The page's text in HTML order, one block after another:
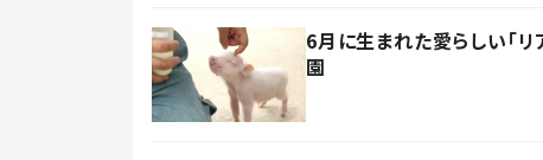
6月に生まれた愛らしい「
園